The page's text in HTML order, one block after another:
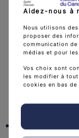
L'Institut national
sanitaire et
Découvrir l’Institut
Nous suivre
Aidez-nous à
Nous utilisons
proposer des
communication de
médias et pour
Vos choix sont
les modifier à
cookies en bas de